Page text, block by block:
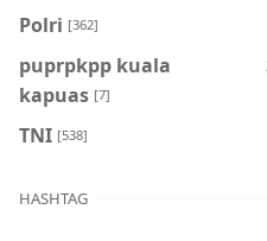
Polri [362]
puprpkpp kuala
kapuas [7]
TNI [538]
HASHTAG